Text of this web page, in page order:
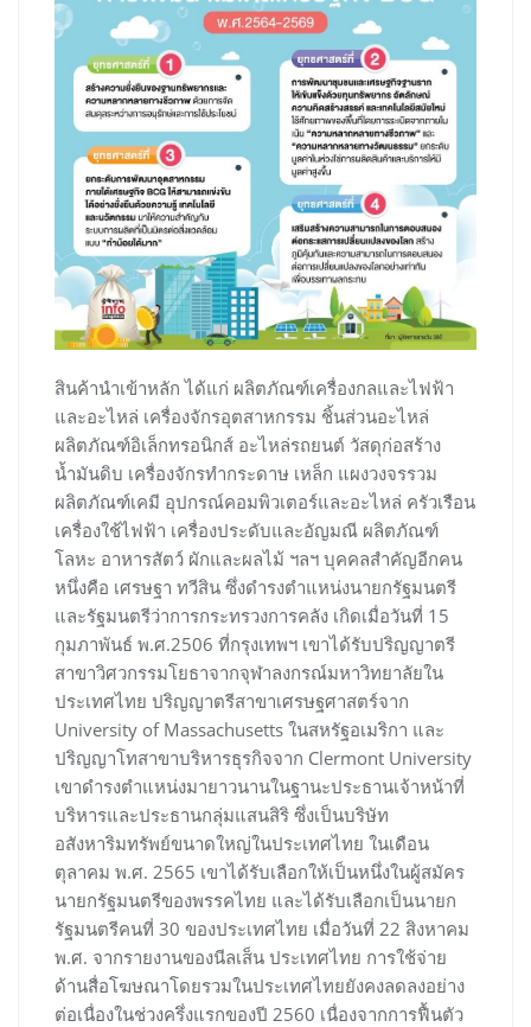
สินค้านำเข้าหลัก ได้แก่ ผลิตภัณฑ์เครื่องกลและไฟฟ้า
และอะไหล่ เครื่องจักรอุตสาหกรรม ชิ้นส่วนอะไหล่
ผลิตภัณฑ์อิเล็กทรอนิกส์ อะไหล่รถยนต์ วัสดุก่อสร้าง
น้ำมันดิบ เครื่องจักรทำกระดาษ เหล็ก แผงวงจรรวม
ผลิตภัณฑ์เคมี อุปกรณ์คอมพิวเตอร์และอะไหล่ ครัวเรือน
เครื่องใช้ไฟฟ้า เครื่องประดับและอัญมณี ผลิตภัณฑ์
โลหะ อาหารสัตว์ ผักและผลไม้ ฯลฯ บุคคลสำคัญอีกคน
หนึ่งคือ เศรษฐา ทวีสิน ซึ่งดำรงตำแหน่งนายกรัฐมนตรี
และรัฐมนตรีว่าการกระทรวงการคลัง เกิดเมื่อวันที่ 15
กุมภาพันธ์ พ.ศ.2506 ที่กรุงเทพฯ เขาได้รับปริญญาตรี
สาขาวิศวกรรมโยธาจากจุฬาลงกรณ์มหาวิทยาลัยใน
ประเทศไทย ปริญญาตรีสาขาเศรษฐศาสตร์จาก
University of Massachusetts ในสหรัฐอเมริกา และ
ปริญญาโทสาขาบริหารธุรกิจจาก Clermont University
เขาดำรงตำแหน่งมายาวนานในฐานะประธานเจ้าหน้าที่
บริหารและประธานกลุ่มแสนสิริ ซึ่งเป็นบริษัท
อสังหาริมทรัพย์ขนาดใหญ่ในประเทศไทย ในเดือน
ตุลาคม พ.ศ. 2565 เขาได้รับเลือกให้เป็นหนึ่งในผู้สมัคร
นายกรัฐมนตรีของพรรคไทย และได้รับเลือกเป็นนายก
รัฐมนตรีคนที่ 30 ของประเทศไทย เมื่อวันที่ 22 สิงหาคม
พ.ศ. จากรายงานของนีลเส็น ประเทศไทย การใช้จ่าย
ด้านสื่อโฆษณาโดยรวมในประเทศไทยยังคงลดลงอย่าง
ต่อเนื่องในช่วงครึ่งแรกของปี 2560 เนื่องจากการฟื้นตัว